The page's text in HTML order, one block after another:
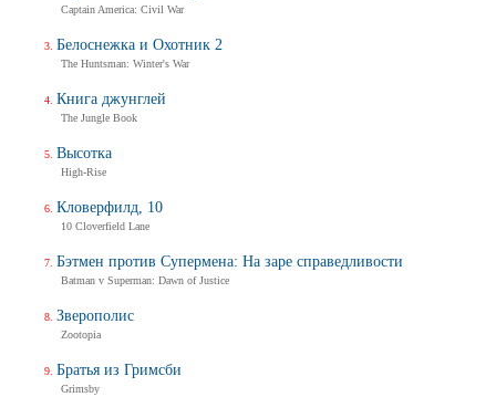
Captain America: Civil War
Белоснежка и Охотник 2
The Huntsman: Winter's War
Книга джунглей
The Jungle Book
Высотка
High-Rise
Кловерфилд, 10
10 Cloverfield Lane
Бэтмен против Супермена: На заре справедливости
Batman v Superman: Dawn of Justice
Зверополис
Zootopia
Братья из Гримсби
Grimsby